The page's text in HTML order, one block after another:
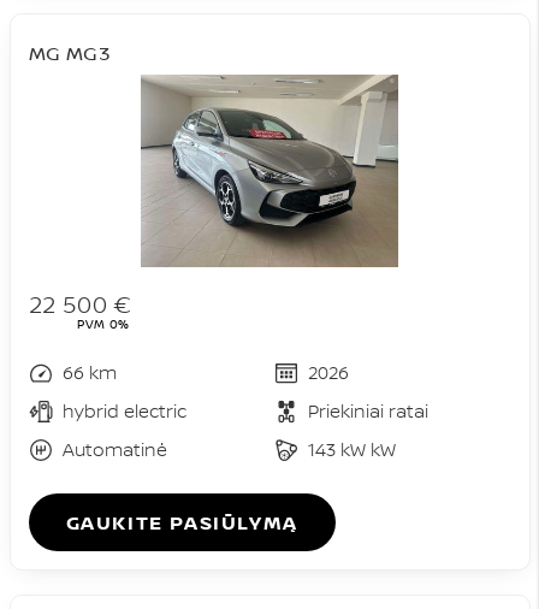
MG MG3
22 500 €
PVM 0%
66 km
2026
hybrid electric
Priekiniai ratai
Automatinė
143 kW kW
GAUKITE PASIŪLYMĄ